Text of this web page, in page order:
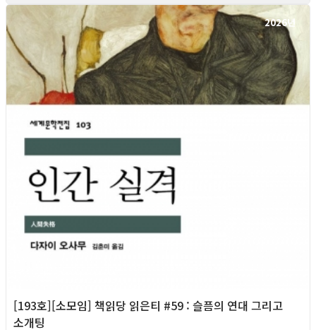
2026년
[193호][소모임] 책읽당 읽은티 #59 : 슬픔의 연대 그리고
소개팅